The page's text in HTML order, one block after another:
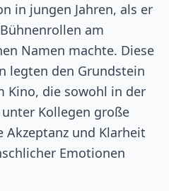
in jungen Jahren, als er
am
Namen machte. Diese
legten den Grundstein
Kino, die sowohl in der
Kollegen große
Akzeptanz und Klarheit
Emotionen